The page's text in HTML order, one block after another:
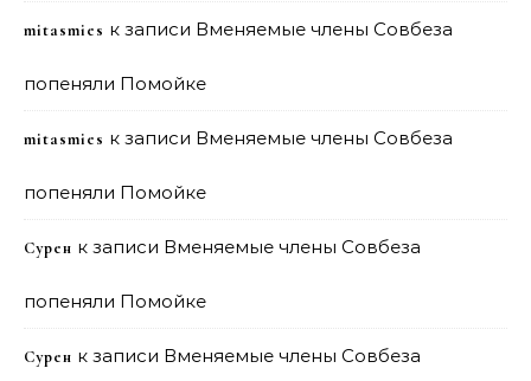
mitasmies к записи Вменяемые члены Совбеза
попеняли Помойке
mitasmies к записи Вменяемые члены Совбеза
попеняли Помойке
Сурен к записи Вменяемые члены Совбеза
попеняли Помойке
Сурен к записи Вменяемые члены Совбеза